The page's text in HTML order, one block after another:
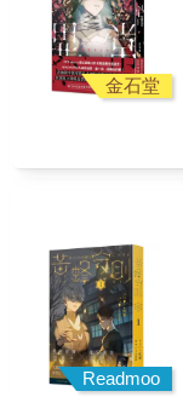
金石堂
Readmoo